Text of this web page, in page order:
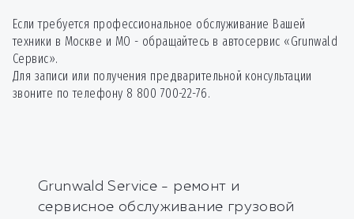
Если требуется профессиональное обслуживание Вашей
техники в Москве и МО - обращайтесь в автосервис «Grunwald
Сервис».
Для записи или получения предварительной консультации
звоните по телефону 8 800 700-22-76.
Grunwald Service - ремонт и
сервисное обслуживание грузовой